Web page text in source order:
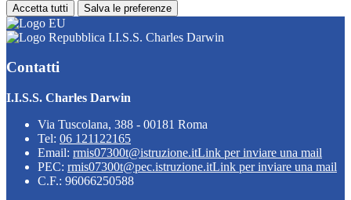
Accetta tutti Salva le preferenze
I.I.S.S. Charles Darwin
Contatti
I.I.S.S. Charles Darwin
Via Tuscolana, 388 - 00181 Roma
Tel: 06 121122165
Email: rmis07300t@istruzione.itLink per inviare una mail
PEC: rmis07300t@pec.istruzione.itLink per inviare una mail
C.F.: 96066250588